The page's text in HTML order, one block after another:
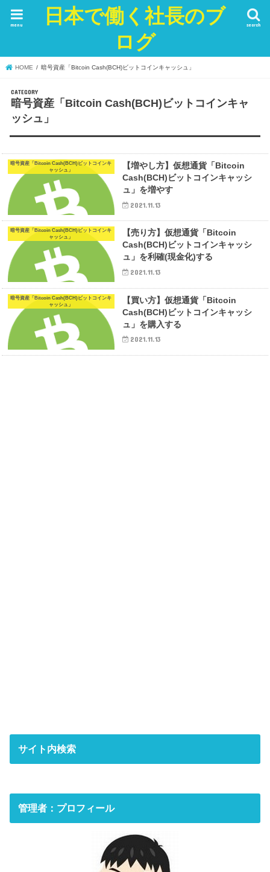
日本で働く社長のブ
ログ
search
menu
HOME 暗号資産「Bitcoin Cash(BCH)ビットコインキャッシュ」
暗号資産「Bitcoin Cash(BCH)ビットコインキャ
ッシュ」
暗号資産「Bitcoin Cash(BCH)ビットコインキ
ャッシュ」
【増やし方】仮想通貨「Bitcoin
Cash(BCH)ビットコインキャッシ
ュ」を増やす
2021.11.13
暗号資産「Bitcoin Cash(BCH)ビットコインキ
ャッシュ」
【売り方】仮想通貨「Bitcoin
Cash(BCH)ビットコインキャッシ
ュ」を利確(現金化)する
2021.11.13
暗号資産「Bitcoin Cash(BCH)ビットコインキ
ャッシュ」
【買い方】仮想通貨「Bitcoin
Cash(BCH)ビットコインキャッシ
ュ」を購入する
2021.11.13
サイト内検索
管理者：プロフィール